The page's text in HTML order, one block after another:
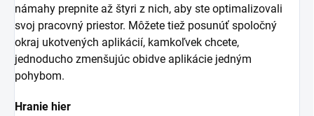
námahy prepnite až štyri z nich, aby ste optimalizovali
svoj pracovný priestor. Môžete tiež posunúť spoločný
okraj ukotvených aplikácií, kamkoľvek chcete,
jednoducho zmenšujúc obidve aplikácie jedným
pohybom.
Hranie hier